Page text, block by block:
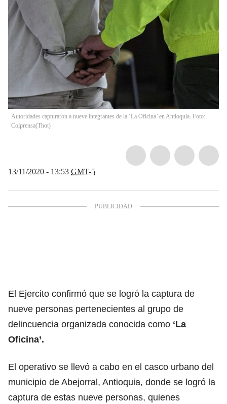
Autoridades capturaron a nueve integrantes de la ‘La Oficina’ en Antioquia. Foto:
Colprensa(Thot)
13/11/2020 - 13:53 GMT-5
El Ejercito confirmó que se logró la captura de
nueve personas pertenecientes al grupo de
delincuencia organizada conocida como ‘La
Oficina’.
El operativo se llevó a cabo en el casco urbano del
municipio de Abejorral, Antioquia, donde se logró la
captura de estas nueve personas, quienes